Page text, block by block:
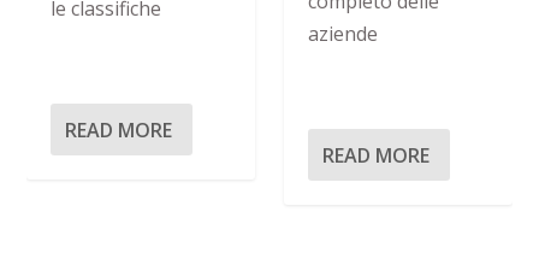
le classifiche
READ MORE
aziende
READ MORE